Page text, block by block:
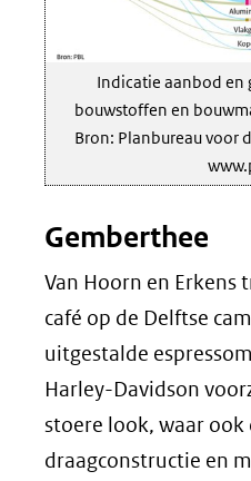
Indicatie aanbod en
bouwstoffen en
Bron: Planbureau voor
Gemberthee
Van Hoorn en Erkens
café op de Delftse
uitgestalde
Harley-Davidson
stoere look, waar
draagconstructie en